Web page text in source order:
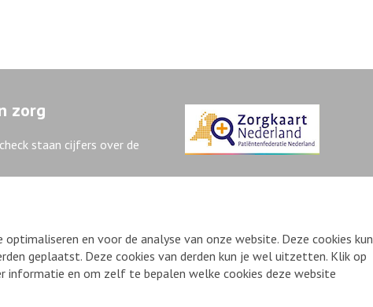
zorg
staan cijfers over de
en voor de analyse van onze website. Deze cookies kun
geplaatst. Deze cookies van derden kun je wel uitzetten. Klik op
informatie en om zelf te bepalen welke cookies deze website